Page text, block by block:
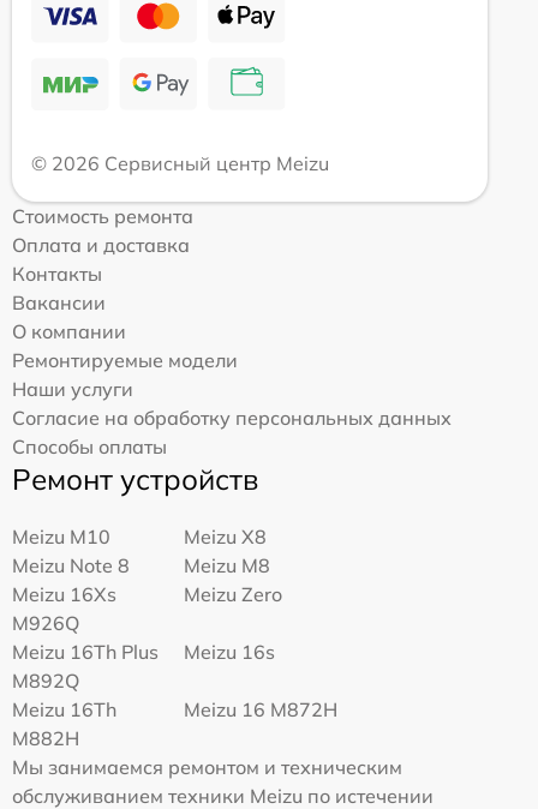
© 2026 Сервисный центр Meizu
Стоимость ремонта
Оплата и доставка
Контакты
Вакансии
О компании
Ремонтируемые модели
Наши услуги
Согласие на обработку персональных данных
Способы оплаты
Ремонт устройств
Meizu M10
Meizu X8
Meizu Note 8
Meizu M8
Meizu 16Xs
M926Q
Meizu Zero
Meizu 16Th Plus
M892Q
Meizu 16s
Meizu 16Th
M882H
Meizu 16 M872H
Мы занимаемся ремонтом и техническим
обслуживанием техники Meizu по истечении